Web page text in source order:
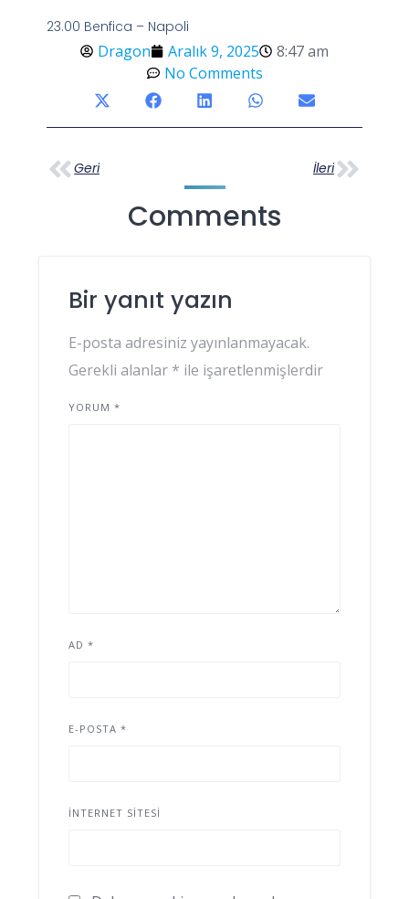
23.00 Benfica – Napoli
Dragon Aralık 9, 2025
8:47 am
No Comments
Geri İleri
Comments
Bir yanıt yazın
E-posta adresiniz yayınlanmayacak.
Gerekli alanlar * ile işaretlenmişlerdir
YORUM *
AD *
E-POSTA *
İNTERNET SITESI